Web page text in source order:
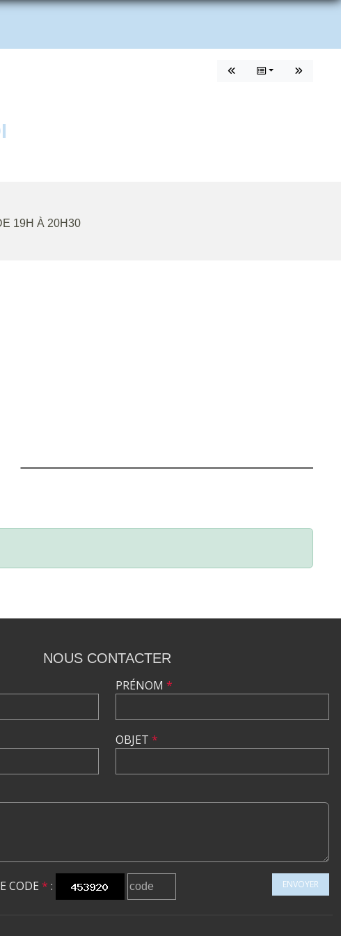
19H À 20H30
NOUS CONTACTER
PRÉNOM *
OBJET *
CODE * : ENVOYER